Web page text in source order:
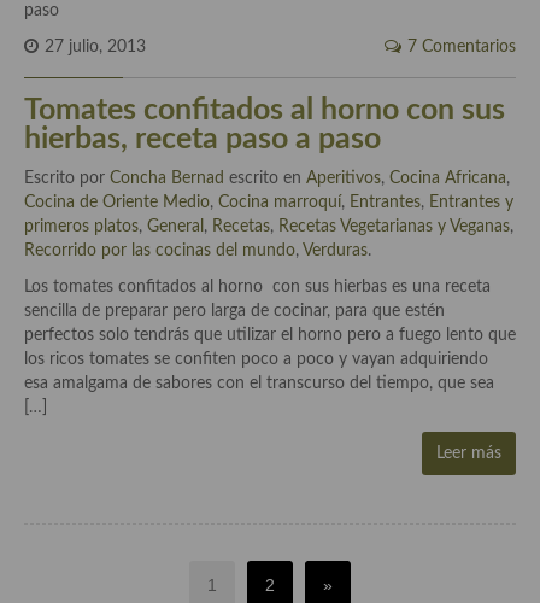
27 julio, 2013 7 Comentarios
Tomates confitados al horno con sus
hierbas, receta paso a paso
Escrito por Concha Bernad escrito en Aperitivos, Cocina Africana,
Cocina de Oriente Medio, Cocina marroquí, Entrantes, Entrantes y
primeros platos, General , Recetas, Recetas Vegetarianas y Veganas,
Recorrido por las cocinas del mundo, Verduras.
Los tomates confitados al horno con sus hierbas es una receta
sencilla de preparar pero larga de cocinar, para que estén
perfectos solo tendrás que utilizar el horno pero a fuego lento que
los ricos tomates se confiten poco a poco y vayan adquiriendo
esa amalgama de sabores con el transcurso del tiempo, que sea
[…]
Leer más
1 2 »